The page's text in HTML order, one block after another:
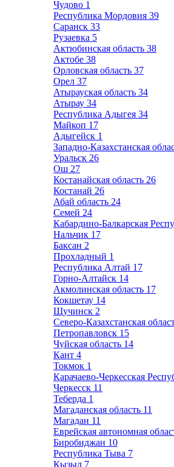
Чудово 1
Республика Мордовия 39
Саранск 33
Рузаевка 5
Актюбинская область 38
Актобе 38
Орловская область 37
Орел 37
Атырауская область 34
Атырау 34
Республика Адыгея 34
Майкоп 17
Адыгейск 1
Западно-Казахстанская
Уральск 26
Ош 27
Костанайская область 26
Костанай 26
Абай область 24
Семей 24
Кабардино-Балкарская
Нальчик 17
Баксан 2
Прохладный 1
Республика Алтай 17
Горно-Алтайск 14
Акмолинская область 17
Кокшетау 14
Щучинск 2
Северо-Казахстанская
Петропавловск 15
Чуйская область 14
Кант 4
Токмок 1
Карачаево-Черкесская
Черкесск 11
Теберда 1
Магаданская область 11
Магадан 11
Еврейская автономная
Биробиджан 10
Республика Тыва 7
Кызыл 7